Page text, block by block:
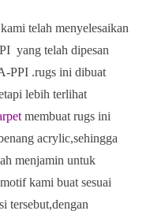
telah menyelesaikan
yang telah dipesan
PPI .rugs ini dibuat
lebih terlihat
membuat rugs ini
acrylic,sehingga
menjamin untuk
kami buat sesuai
tersebut,dengan